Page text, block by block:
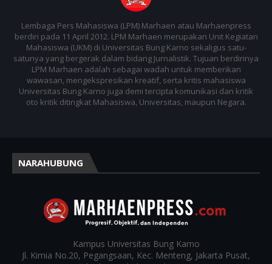
Lembaga Pers Mahasiswa (LPM) Marhaen atau Marhaenpress
berdiri pada 11 April 2012. LPM Marhaen merupakan Unit Kegiatan
Mahasiswa (UKM) di Universitas Bung Karno sekaligus satu-
satunya yang bergerak dalam bidang Jurnalistik. Tujuan berdirinya
LPM Marhaen adalah sebagai wadah untuk memberikan
wawasan, mengekspresikan kreatif, serta kritis mahasiswa
Universitas Bung Karno juga demi tercipta komunikasi dan kritik
oto kritik ditingkat Mahasiswa, Universitas, maupun Negara.
NARAHUBUNG
Kampus Universitas Bung Karno
Jl. Kimia No.20, Pegangsaan, Kec. Menteng, Jakarta Pusat,